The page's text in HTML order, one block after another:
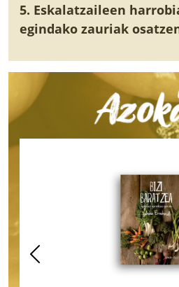
5. Eskalatzaileen
egindako zauriak